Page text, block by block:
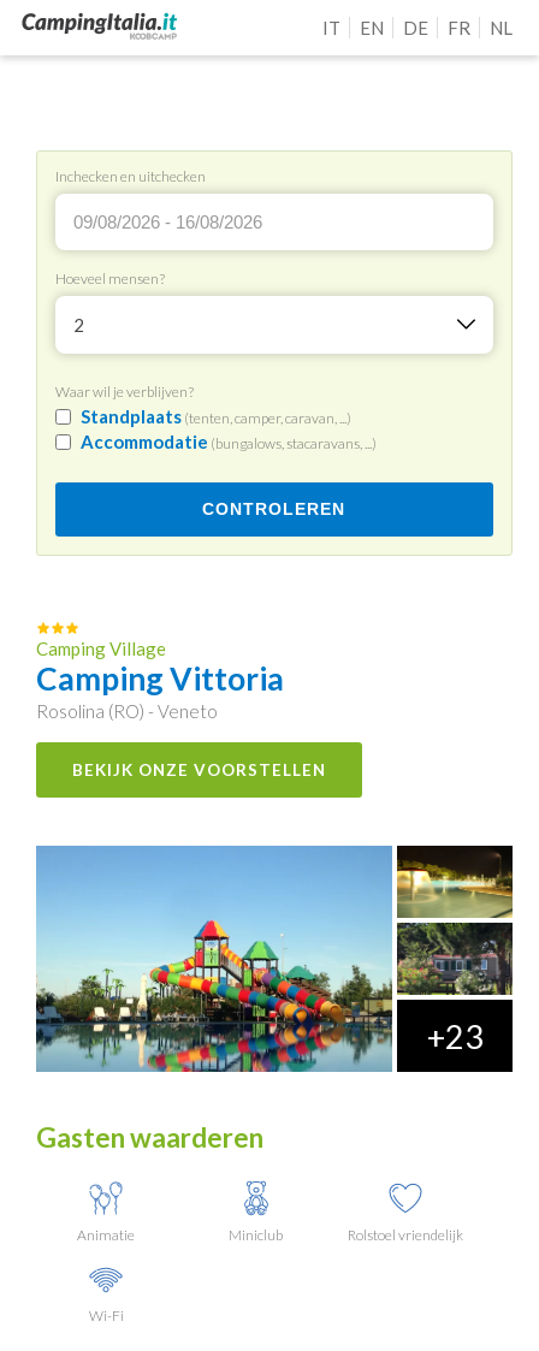
IT EN DE FR NL
Inchecken en uitchecken
Hoeveel mensen?
2
Waar wil je verblijven?
Standplaats(tenten, camper, caravan, ...)
Accommodatie (bungalows, stacaravans, ...)
CONTROLEREN
Camping Village
Camping Vittoria
Rosolina (RO) - Veneto
BEKIJK ONZE VOORSTELLEN
+23
Gasten waarderen
Animatie Miniclub Rolstoel vriendelijk
Wi-Fi